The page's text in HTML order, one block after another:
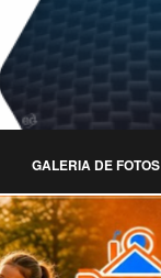
GALERIA DE FOTOS